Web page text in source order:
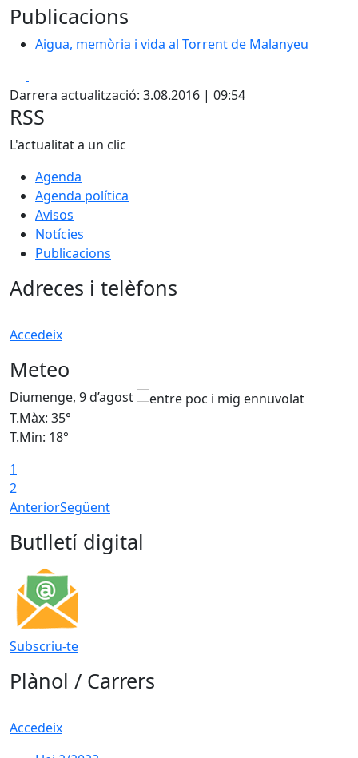
Publicacions
Aigua, memòria i vida al Torrent de Malanyeu
Darrera actualització: 3.08.2016 | 09:54
RSS
L'actualitat a un clic
Agenda
Agenda política
Avisos
Notícies
Publicacions
Adreces i telèfons
Accedeix
Meteo
Diumenge, 9 d’agost
T.Màx: 35°
T.Min: 18°
1
2
AnteriorSegüent
Butlletí digital
Subscriu-te
Plànol / Carrers
Accedeix